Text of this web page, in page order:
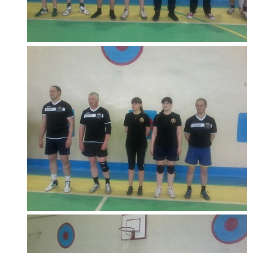
СВЕДЕНИЯ ОБ ОБРАЗОВАТЕЛЬНОЙ ОРГАНИЗАЦИИ
Основные сведения
Структура и органы управления образовательной
Образование
Образовательные стандарты и требования
Руководство
Педагогический состав
Материально-техническое обеспечение и
оснащенность образовательного процесса.
Доступная среда
Стипендии и меры поддержки обучающихся
Платные образовательные услуги
Финансово-хозяйственная деятельность